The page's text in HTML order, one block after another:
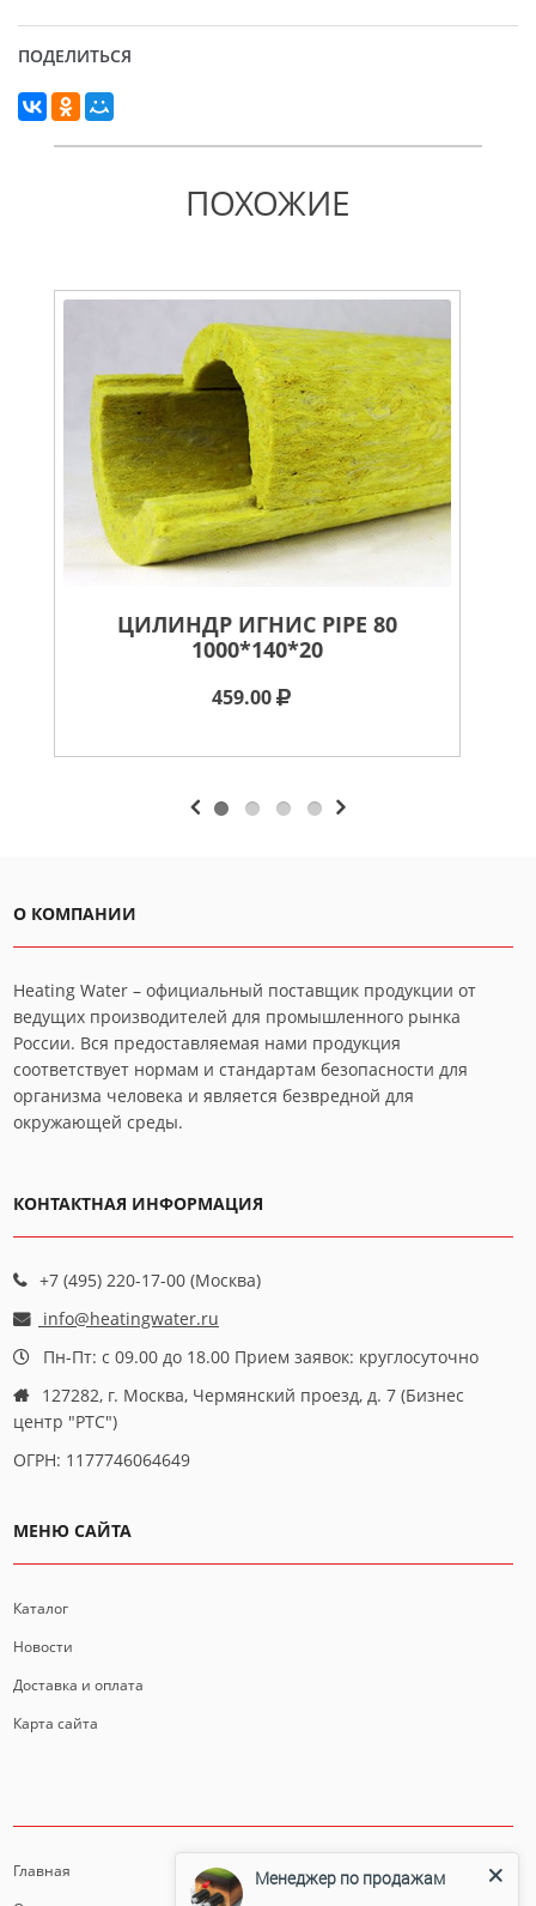
ПОДЕЛИТЬСЯ
ПОХОЖИЕ
ЦИЛИНДР ИГНИС PIPE 80
1000*140*20
459.00
О КОМПАНИИ
Heating Water – официальный поставщик продукции от
ведущих производителей для промышленного рынка
России. Вся предоставляемая нами продукция
соответствует нормам и стандартам безопасности для
организма человека и является безвредной для
окружающей среды.
КОНТАКТНАЯ ИНФОРМАЦИЯ
+7 (495) 220-17-00 (Москва)
info@heatingwater.ru
Пн-Пт: с 09.00 до 18.00 Прием заявок: круглосуточно
127282, г. Москва, Чермянский проезд, д. 7 (Бизнес
центр "РТС")
ОГРН: 1177746064649
МЕНЮ САЙТА
Каталог
Новости
Доставка и оплата
Карта сайта
Главная
Менеджер по продажам